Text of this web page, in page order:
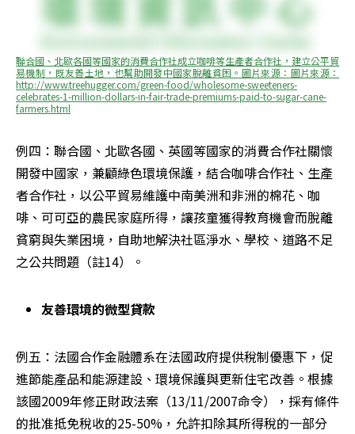
聯合國、北歐各國等國家的消費合作社成立咖啡等生產者合作社，建立公平貿
易機制，既友善土地，也幫助開發中國家脫離貧困。圖片來源：圖片來源：
http://www.treehugger.com/green-food/wholesome-sweeteners-
celebrates-1-million-dollars-in-fair-trade-premiums-paid-to-sugar-cane-
farmers.html
例四：聯合國、北歐各國、英國等國家的消費合作社關懷
開發中國家，兼顧綠色環境保護，結合咖啡合作社、生產
者合作社，以公平貿易維護中南美洲和非洲的棉花、咖
啡、可可亞的農民家庭所得，讓孩童獲得教育機會而脫離
貧窮與失業困境，自助地解決社區淨水、學校、道路不足
之公共問題（註14）。
友善環境的微型貸款
例五：法國合作金融體系在法國政府提供稅制優惠下，促
進節能產品和能源建設、環境保護與更新住宅改善。根據
該國2009年修正財政法案（13/11/2007命令），採有條件
的批准抵免稅收的25-50%，允許扣除其所得稅的一部分